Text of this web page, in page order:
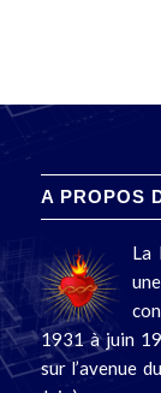
A PROPOS
La
1931 à juin
sur l’avenue